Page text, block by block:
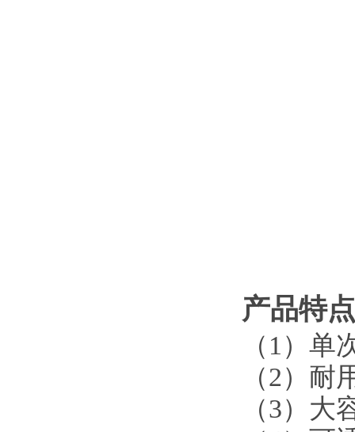
产品特点
（ 1）单
（2）耐
（3）大